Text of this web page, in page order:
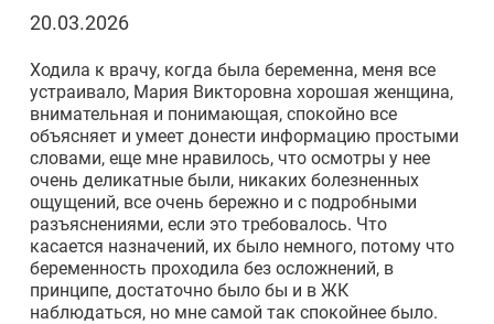
20.03.2026
Ходила к врачу, когда была беременна, меня все
устраивало, Мария Викторовна хорошая женщина,
внимательная и понимающая, спокойно все
объясняет и умеет донести информацию простыми
словами, еще мне нравилось, что осмотры у нее
очень деликатные были, никаких болезненных
ощущений, все очень бережно и с подробными
разъяснениями, если это требовалось. Что
касается назначений, их было немного, потому что
беременность проходила без осложнений, в
принципе, достаточно было бы и в ЖК
наблюдаться, но мне самой так спокойнее было.